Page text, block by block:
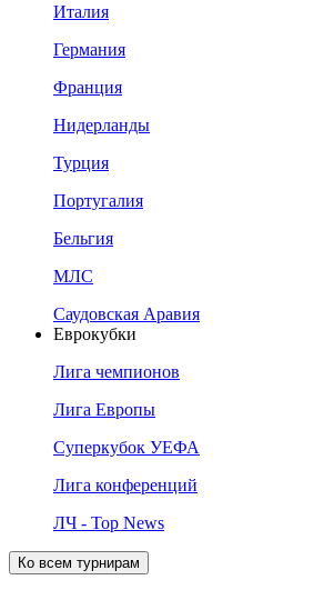
Италия
Германия
Франция
Нидерланды
Турция
Португалия
Бельгия
МЛС
Саудовская Аравия
Еврокубки
Лига чемпионов
Лига Европы
Суперкубок УЕФА
Лига конференций
ЛЧ - Top News
Ко всем турнирам